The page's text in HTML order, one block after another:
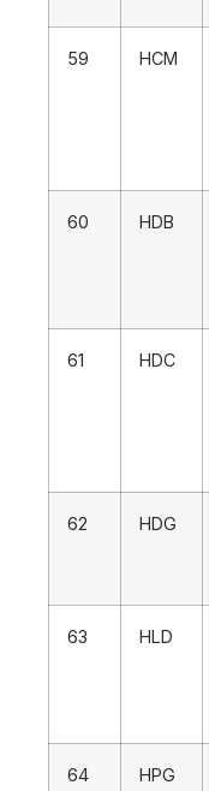
59 HCM
60 HDB
61 HDC
62 HDG
63 HLD
64 HPG